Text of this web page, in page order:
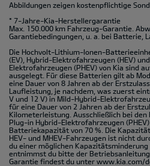
Abbildungen zeigen kostenpflichtige
* 7-Jahre-Kia-Herstellergarantie
Max. 150.000 km Fahrzeug-Garantie.
Garantiebedingungen, u. a. bei Batterie,
Die Hochvolt-Lithium-Ionen-
(EV), Hybrid-Elektrofahrzeugen (HEV)
Elektrofahrzeugen (PHEV) von Kia sind
ausgelegt. Für diese Batterien gilt ab
eine Dauer von 8 Jahren ab der
Laufleistung, je nachdem, was zuerst
V und 12 V) in Mild-Hybrid-
für eine Dauer von 2 Jahren ab der
Kilometerleistung. Ausschließlich bei den
Plug-in Hybrid-Elektrofahrzeugen
Batteriekapazität von 70 %. Die
HEV- und MHEV-Fahrzeugen ist nicht
du einer möglichen
entnimmst du bitte der
Garantie findest du unter www.kia.com/